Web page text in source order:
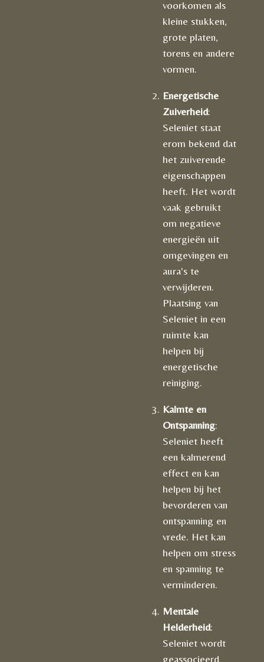
voorkomen als
kleine stukken,
grote platen,
torens en andere
vormen.
Energetische
Zuiverheid:
Seleniet staat
erom bekend dat
het zuiverende
eigenschappen
heeft. Het wordt
vaak gebruikt
om negatieve
energieën uit
omgevingen en
aura's te
verwijderen.
Plaatsing van
Seleniet in een
ruimte kan
helpen bij
energetische
reiniging.
Kalmte en
Ontspanning:
Seleniet heeft
een kalmerend
effect en kan
helpen bij het
bevorderen van
ontspanning en
vrede. Het kan
helpen om stress
en spanning te
verminderen.
Mentale
Helderheid:
Seleniet wordt
geassocieerd